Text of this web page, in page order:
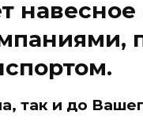
так и до